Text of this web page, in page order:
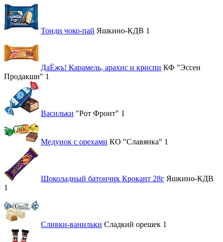
Тонди чоко-пай Яшкино-КДВ 1
ДаЁжъ! Карамель, арахис и криспи КФ "Эссен
Продакшн" 1
Васильки "Рот Фронт" 1
Медунок с орехами КО "Славянка" 1
Шоколадный батончик Крокант 28г Яшкино-КДВ
1
Сливки-ванильки Сладкий орешек 1